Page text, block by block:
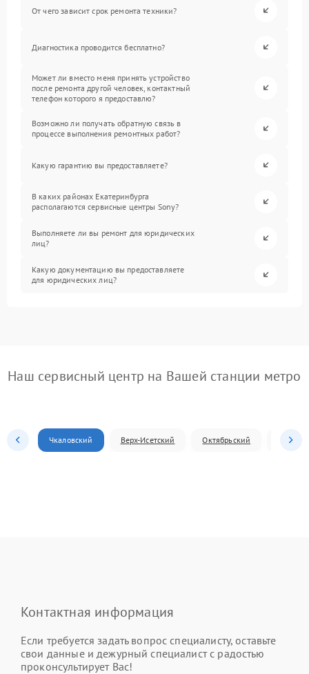
От чего зависит срок ремонта техники?
Диагностика проводится бесплатно?
Может ли вместо меня принять устройство
после ремонта другой человек, контактный
телефон которого я предоставлю?
Возможно ли получать обратную связь в
процессе выполнения ремонтных работ?
Какую гарантию вы предоставляете?
В каких районах Екатеринбурга
располагаются сервисные центры Sony?
Выполняете ли вы ремонт для юридических
лиц?
Какую документацию вы предоставляете
для юридических лиц?
Наш сервисный центр на Вашей станции метро
Чкаловский Верх-Исетский Октябрьский
Контактная информация
Если требуется задать вопрос специалисту, оставьте
свои данные и дежурный специалист с радостью
проконсультирует Вас!